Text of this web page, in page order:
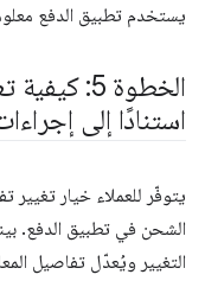
يستخدم تطبيق الدفع
الخطوة 5:
استنادًا إلى
يتوفّر للعملاء خيار تغيير
الشحن في تطبيق الدفع.
التغيير ويُعدّل تفاصيل